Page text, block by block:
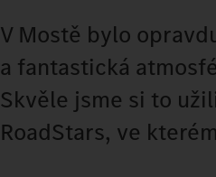
V Mostě bylo
a fantastická
Skvěle jsme si to
RoadStars, ve